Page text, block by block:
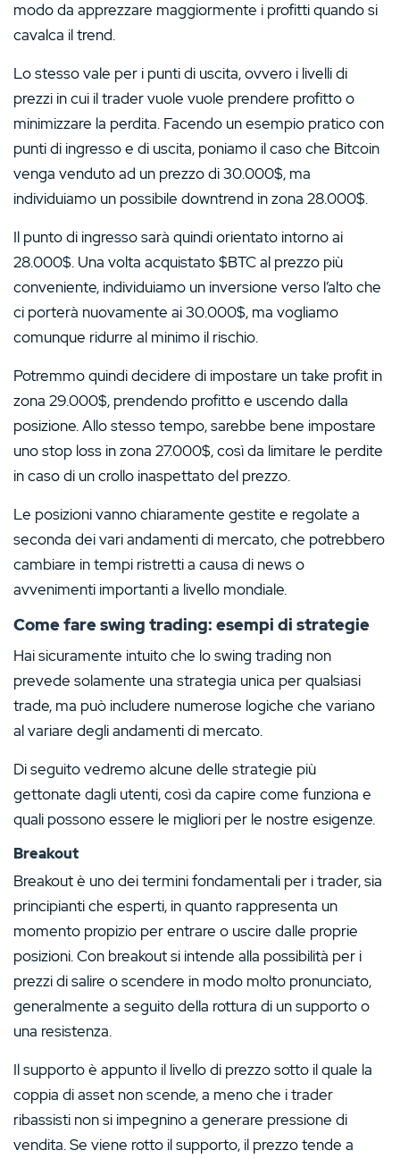
modo da apprezzare maggiormente i profitti quando si
cavalca il trend.
Lo stesso vale per i punti di uscita, ovvero i livelli di
prezzi in cui il trader vuole vuole prendere profitto o
minimizzare la perdita. Facendo un esempio pratico con
punti di ingresso e di uscita, poniamo il caso che Bitcoin
venga venduto ad un prezzo di 30.000$, ma
individuiamo un possibile downtrend in zona 28.000$.
Il punto di ingresso sarà quindi orientato intorno ai
28.000$. Una volta acquistato $BTC al prezzo più
conveniente, individuiamo un inversione verso l’alto che
ci porterà nuovamente ai 30.000$, ma vogliamo
comunque ridurre al minimo il rischio.
Potremmo quindi decidere di impostare un take profit in
zona 29.000$, prendendo profitto e uscendo dalla
posizione. Allo stesso tempo, sarebbe bene impostare
uno stop loss in zona 27.000$, così da limitare le perdite
in caso di un crollo inaspettato del prezzo.
Le posizioni vanno chiaramente gestite e regolate a
seconda dei vari andamenti di mercato, che potrebbero
cambiare in tempi ristretti a causa di news o
avvenimenti importanti a livello mondiale.
Come fare swing trading: esempi di strategie
Hai sicuramente intuito che lo swing trading non
prevede solamente una strategia unica per qualsiasi
trade, ma può includere numerose logiche che variano
al variare degli andamenti di mercato.
Di seguito vedremo alcune delle strategie più
gettonate dagli utenti, così da capire come funziona e
quali possono essere le migliori per le nostre esigenze.
Breakout
Breakout è uno dei termini fondamentali per i trader, sia
principianti che esperti, in quanto rappresenta un
momento propizio per entrare o uscire dalle proprie
posizioni. Con breakout si intende alla possibilità per i
prezzi di salire o scendere in modo molto pronunciato,
generalmente a seguito della rottura di un supporto o
una resistenza.
Il supporto è appunto il livello di prezzo sotto il quale la
coppia di asset non scende, a meno che i trader
ribassisti non si impegnino a generare pressione di
vendita. Se viene rotto il supporto, il prezzo tende a